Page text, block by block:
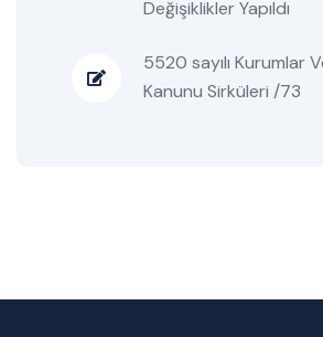
Değişiklikler Yapıldı
5520 sayılı Kurumlar
Kanunu Sirküleri /73